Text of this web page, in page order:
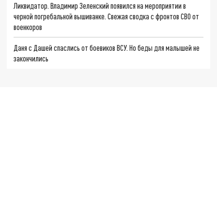
Ликвидатор. Владимир Зеленский появился на мероприятии в
черной погребальной вышиванке. Свежая сводка с фронтов СВО от
военкоров
Даня с Дашей спаслись от боевиков ВСУ. Но беды для малышей не
закончились